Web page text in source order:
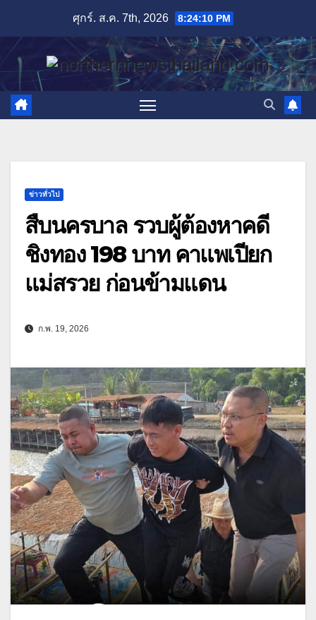
content
ศุกร์. ส.ค. 7th, 2026 8:24:11 PM
ข่าวทั่วไป
สืบนครบาล รวบผู้ต้องหาคดี
ชิงทอง 198 บาท คาแพเปียก
แม่สรวย ก่อนข้ามแดน
ก.พ. 19, 2026